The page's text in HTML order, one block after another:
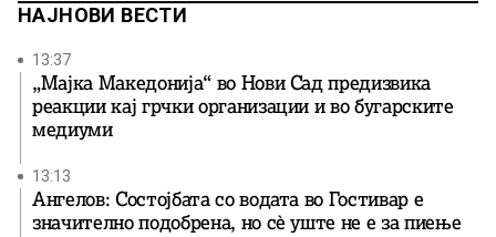
НАЈНОВИ ВЕСТИ
13:37
„Мајка Македонија“ во Нови Сад предизвика
реакции кај грчки организации и во бугарските
медиуми
13:13
Ангелов: Состојбата со водата во Гостивар е
значително подобрена, но сè уште не е за пиење